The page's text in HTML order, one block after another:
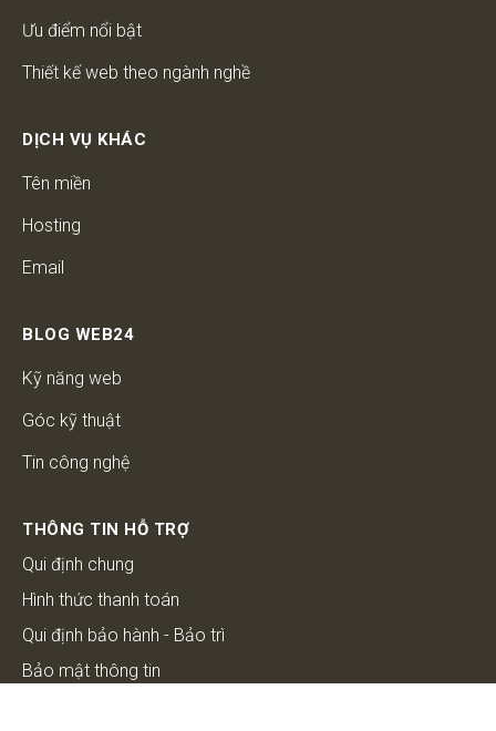
Ưu điểm nổi bật
Thiết kế web theo ngành nghề
DỊCH VỤ KHÁC
Tên miền
Hosting
Email
BLOG WEB24
Kỹ năng web
Góc kỹ thuật
Tin công nghệ
THÔNG TIN HỖ TRỢ
Qui định chung
Hình thức thanh toán
Qui định bảo hành - Bảo trì
Bảo mật thông tin